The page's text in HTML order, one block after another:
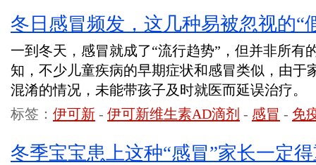
冬日感冒频发，这几种易被忽视的“
一到冬天，感冒就成了“流行趋势”，但并非所有
知，不少儿童疾病的早期症状和感冒类似，由于
混淆的情况，未能带孩子及时就医而延误治疗。
标签： 伊可新 - 伊可新维生素AD滴剂 - 感冒 - 免
冬季宝宝患上这种“感冒”家长一定